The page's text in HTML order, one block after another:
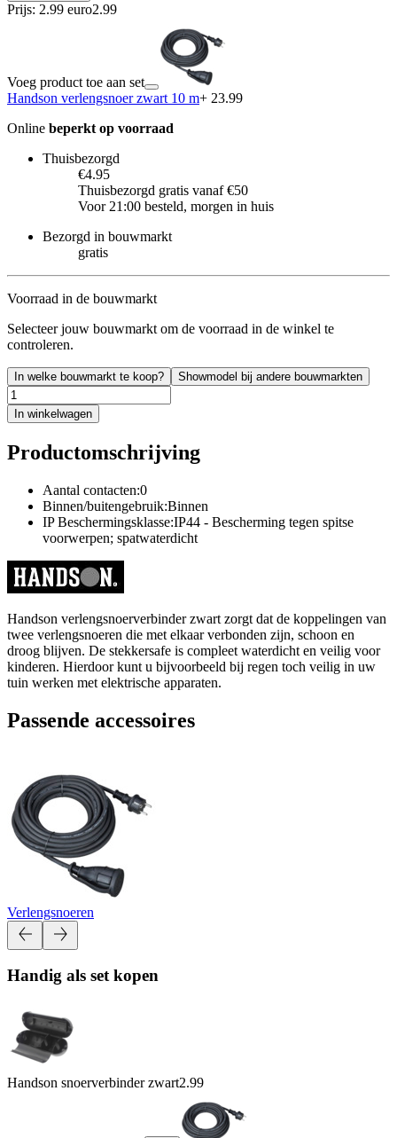
Prijs: 2.99 euro2.99
Voeg product toe aan set
Handson verlengsnoer zwart 10 m+ 23.99
Online beperkt op voorraad
Thuisbezorgd
€4.95
Thuisbezorgd gratis vanaf €50
Voor 21:00 besteld, morgen in huis
Bezorgd in bouwmarkt
gratis
Voorraad in de bouwmarkt
Selecteer jouw bouwmarkt om de voorraad in de winkel te
controleren.
In welke bouwmarkt te koop? Showmodel bij andere bouwmarkten
In winkelwagen
Productomschrijving
Aantal contacten:0
Binnen/buitengebruik:Binnen
IP Beschermingsklasse:IP44 - Bescherming tegen spitse
voorwerpen; spatwaterdicht
Handson verlengsnoerverbinder zwart zorgt dat de koppelingen van
twee verlengsnoeren die met elkaar verbonden zijn, schoon en
droog blijven. De stekkersafe is compleet waterdicht en veilig voor
kinderen. Hierdoor kunt u bijvoorbeeld bij regen toch veilig in uw
tuin werken met elektrische apparaten.
Passende accessoires
Verlengsnoeren
Handig als set kopen
Handson snoerverbinder zwart2.99